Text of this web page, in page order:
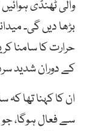
والی ٹھنڈی
بڑھا دیں گی۔
حرارت کا سامنا
کے دوران شدید
ان کا کہنا تھا کہ
سے فعال ہوگا،